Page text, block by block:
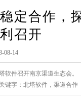
定合作，
召开
08-14
软件召开南京渠道生态会。
键字：北塔软件，渠道合作